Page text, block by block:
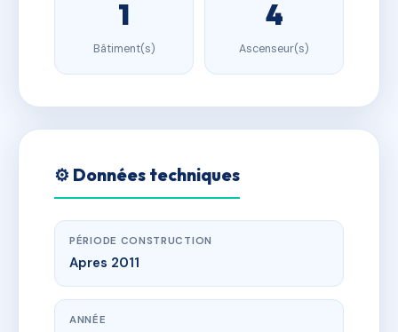
1
Bâtiment(s)
4
Ascenseur(s)
⚙️ Données techniques
PÉRIODE CONSTRUCTION
Apres 2011
ANNÉE